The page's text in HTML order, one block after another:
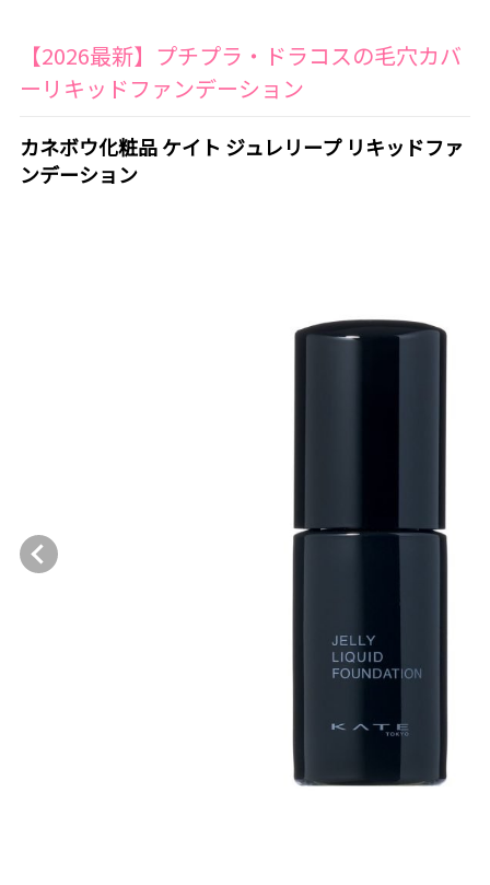
【2026最新】プチプラ・ドラコスの毛穴カバ
ーリキッドファンデーション
カネボウ化粧品 ケイト ジュレリープ リキッドファ
ンデーション